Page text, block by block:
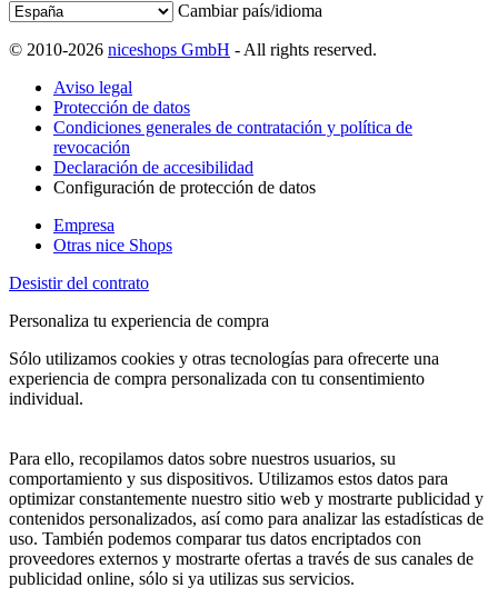
Cambiar país/idioma
© 2010-2026 niceshops GmbH - All rights reserved.
Aviso legal
Protección de datos
Condiciones generales de contratación y política de
revocación
Declaración de accesibilidad
Configuración de protección de datos
Empresa
Otras nice Shops
Desistir del contrato
Personaliza tu experiencia de compra
Sólo utilizamos cookies y otras tecnologías para ofrecerte una
experiencia de compra personalizada con tu consentimiento
individual.
Para ello, recopilamos datos sobre nuestros usuarios, su
comportamiento y sus dispositivos. Utilizamos estos datos para
optimizar constantemente nuestro sitio web y mostrarte publicidad y
contenidos personalizados, así como para analizar las estadísticas de
uso. También podemos comparar tus datos encriptados con
proveedores externos y mostrarte ofertas a través de sus canales de
publicidad online, sólo si ya utilizas sus servicios.